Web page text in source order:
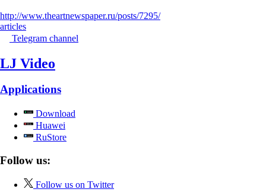
http://www.theartnewspaper.ru/posts/7295/
articles
Telegram channel
LJ Video
Applications
Download
Huawei
RuStore
Follow us:
Follow us on Twitter